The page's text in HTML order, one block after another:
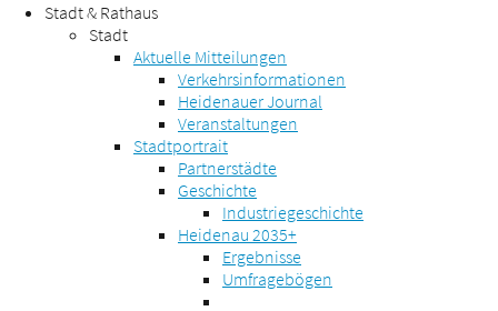
Stadt & Rathaus
Stadt
Aktuelle Mitteilungen
Verkehrsinformationen
Heidenauer Journal
Veranstaltungen
Stadtportrait
Partnerstädte
Geschichte
Industriegeschichte
Heidenau 2035+
Ergebnisse
Umfragebögen